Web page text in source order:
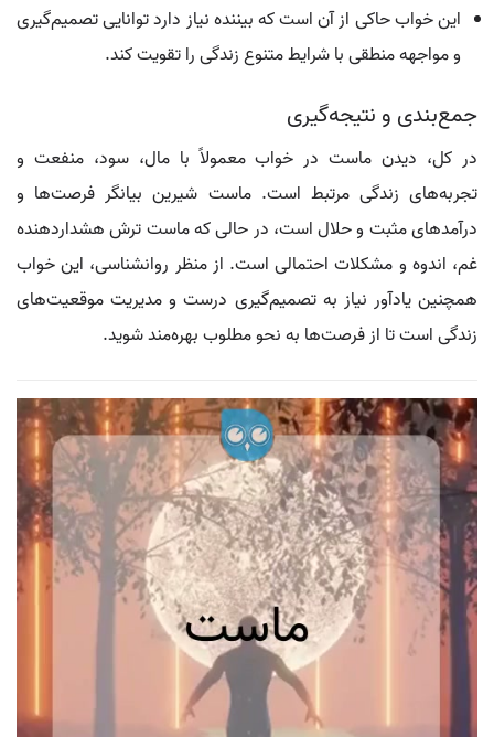
این خواب حاکی از آن است که بیننده نیاز دارد توانایی تصمیم‌گیری
و مواجهه منطقی با شرایط متنوع زندگی را تقویت کند.
جمع‌بندی و نتیجه‌گیری
در کل، دیدن ماست در خواب معمولاً با مال، سود، منفعت و
تجربه‌های زندگی مرتبط است. ماست شیرین بیانگر فرصت‌ها و
درآمدهای مثبت و حلال است، در حالی که ماست ترش هشداردهنده
غم، اندوه و مشکلات احتمالی است. از منظر روانشناسی، این خواب
همچنین یادآور نیاز به تصمیم‌گیری درست و مدیریت موقعیت‌های
زندگی است تا از فرصت‌ها به نحو مطلوب بهره‌مند شوید.